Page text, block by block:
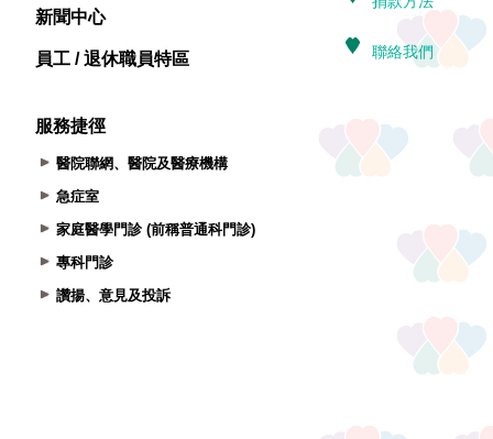
新聞中心
員工 / 退休職員特區
服務捷徑
醫院聯網、醫院及醫療機構
急症室
家庭醫學門診 (前稱普通科門診)
專科門診
讚揚、意見及投訴